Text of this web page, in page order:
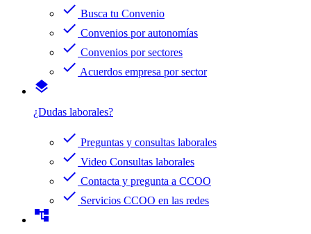
check Busca tu Convenio
check Convenios por autonomías
check Convenios por sectores
check Acuerdos empresa por sector
layers
¿Dudas laborales?
check Preguntas y consultas laborales
check Video Consultas laborales
check Contacta y pregunta a CCOO
check Servicios CCOO en las redes
account_tree